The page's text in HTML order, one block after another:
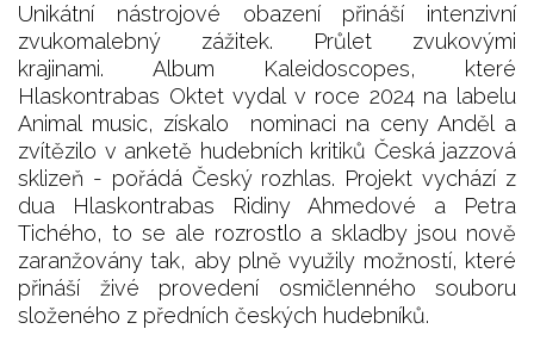
Unikátní nástrojové obazení přináší intenzivní
zvukomalebný zážitek. Průlet zvukovými
krajinami. Album Kaleidoscopes, které
Hlaskontrabas Oktet vydal v roce 2024 na labelu
Animal music, získalo nominaci na ceny Anděl a
zvítězilo v anketě hudebních kritiků Česká jazzová
sklizeň - pořádá Český rozhlas. Projekt vychází z
dua Hlaskontrabas Ridiny Ahmedové a Petra
Tichého, to se ale rozrostlo a skladby jsou nově
zaranžovány tak, aby plně využily možností, které
přináší živé provedení osmičlenného souboru
složeného z předních českých hudebníků.